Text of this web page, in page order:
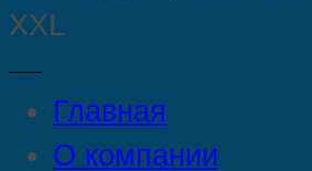
XXL
Главная
О компании